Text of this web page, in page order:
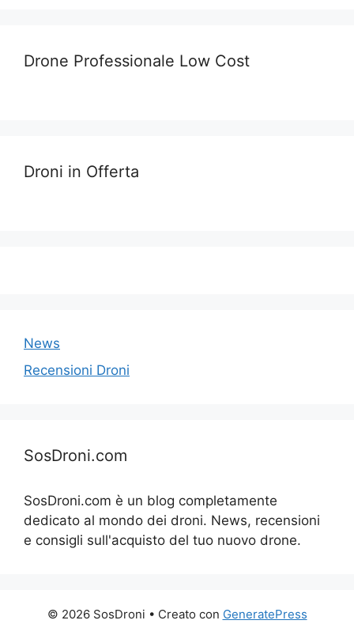
Drone Professionale Low Cost
Droni in Offerta
News
Recensioni Droni
SosDroni.com
SosDroni.com è un blog completamente
dedicato al mondo dei droni. News, recensioni
e consigli sull'acquisto del tuo nuovo drone.
© 2026 SosDroni • Creato con GeneratePress